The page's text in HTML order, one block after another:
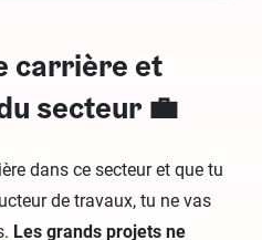
carrière et
secteur 💼
dans ce secteur et que tu
de travaux, tu ne vas
Les grands projets ne